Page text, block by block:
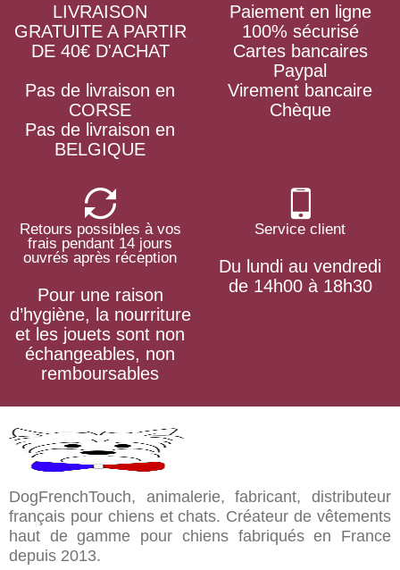
LIVRAISON
GRATUITE A PARTIR
DE 40€ D'ACHAT
Pas de livraison en
CORSE
Pas de livraison en
BELGIQUE
Paiement en ligne
100% sécurisé
Cartes bancaires
Paypal
Virement bancaire
Chèque
Retours possibles à vos
frais pendant 14 jours
ouvrés après réception
Pour une raison
d’hygiène, la nourriture
et les jouets sont non
échangeables, non
remboursables
Service client
Du lundi au vendredi
de 14h00 à 18h30
DogFrenchTouch, animalerie, fabricant, distributeur
français pour chiens et chats. Créateur de vêtements
haut de gamme pour chiens fabriqués en France
depuis 2013.